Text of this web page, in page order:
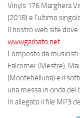
Vinyls 176 Marghera
(2018) e l’ultimo
Il nostro web site dove
wwwgarbato.net
Composto da musicisti
Falcomer (Mestre),
(Montebelluna) e il
una messa in onda del
In allegato il file MP3